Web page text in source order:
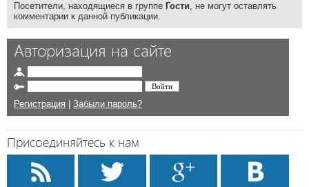
Посетители, находящиеся в группе Гости, не могут оставлять
комментарии к данной публикации.
Авторизация на сайте
Регистрация Забыли пароль?
Присоединяйтесь к нам